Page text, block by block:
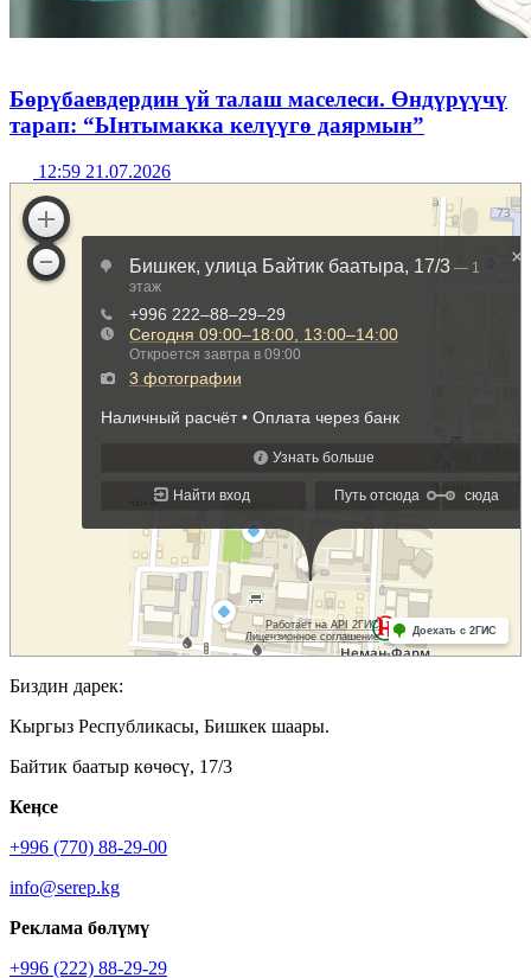
Бөрүбаевдердин үй талаш маселеси. Өндүрүүчү
тарап: “Ынтымакка келүүгө даярмын”
12:59 21.07.2026
Биздин дарек:
Кыргыз Республикасы, Бишкек шаары.
Байтик баатыр көчөсү, 17/3
Кеӊсе
+996 (770) 88-29-00
info@serep.kg
Реклама бөлүмү
+996 (222) 88-29-29